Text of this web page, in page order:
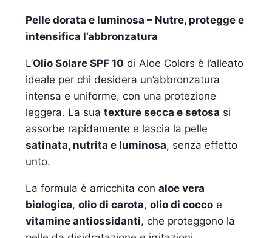
Pelle dorata e luminosa – Nutre, protegge e
intensifica l’abbronzatura
L’Olio Solare SPF 10 di Aloe Colors è l’alleato
ideale per chi desidera un’abbronzatura
intensa e uniforme, con una protezione
leggera. La sua texture secca e setosa si
assorbe rapidamente e lascia la pelle
satinata, nutrita e luminosa, senza effetto
unto.
La formula è arricchita con aloe vera
biologica, olio di carota, olio di cocco e
vitamine antiossidanti, che proteggono la